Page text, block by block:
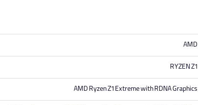
AMD
RYZEN Z1
AMD Ryzen Z1 Extreme with RDNA Graphics